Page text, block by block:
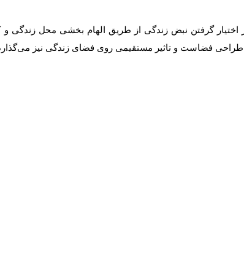
گرفتن نبض زندگی از طریق الهام بخشی محل زندگی
طراحی فضاست و تاثیر مستقیمی روی فضای زندگی نیز